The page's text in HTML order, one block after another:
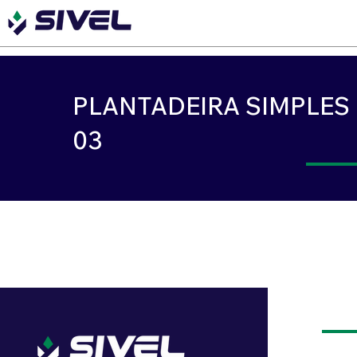
PLANTADEIRA SIMPLES
03